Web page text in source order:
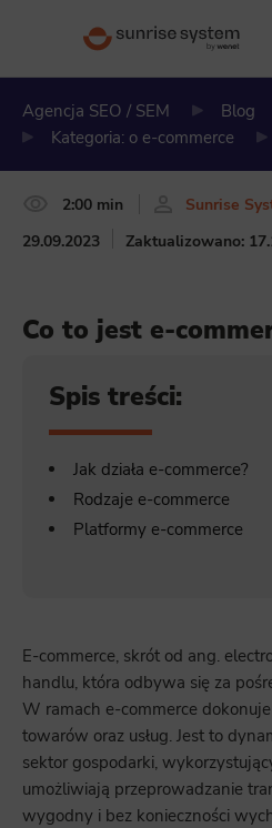
Agencja SEO / SEM
Blog
Kategoria: o e-commerce
2:00 min
Sunrise
29.09.2023
Zaktualizowano:
Co to jest e-
Spis treści:
Jak działa e-commerce?
Rodzaje e-commerce
Platformy e-commerce
E-commerce, skrót od ang.
handlu, która odbywa się za
W ramach e-commerce
towarów oraz usług. Jest to
sektor gospodarki,
umożliwiają przeprowadzanie
wygodny i bez konieczności